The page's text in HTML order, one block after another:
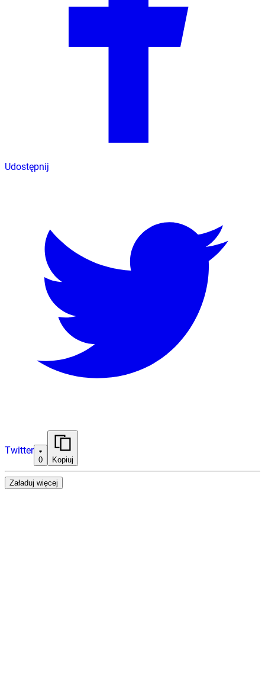
Udostępnij
Twitter
0 Kopiuj
Załaduj więcej